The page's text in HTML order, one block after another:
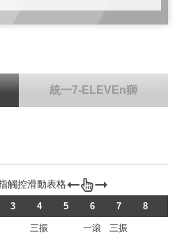
統一7-ELEVEn獅
3 4 5 6 7 8
三振 一滾 三振